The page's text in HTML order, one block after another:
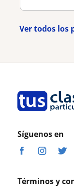
Ver todos los
Síguenos en
Términos y